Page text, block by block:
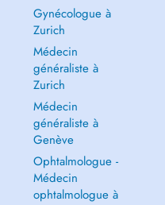
Gynécologue à
Zurich
Médecin
généraliste à
Zurich
Médecin
généraliste à
Genève
Ophtalmologue -
Médecin
ophtalmologue à